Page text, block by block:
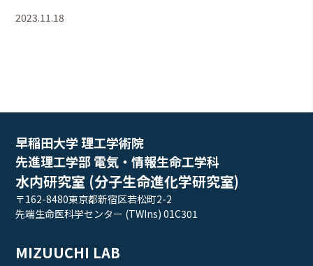
2023.11.18
早稲田大学 理工学術院
先進理工学部 電気・情報生命工学科
水内研究室 (分子生命進化学研究室)
〒162-8480東京都新宿区若松町2-2
先端生命医科学センター (TWIns) 01C301
MIZUUCHI LAB